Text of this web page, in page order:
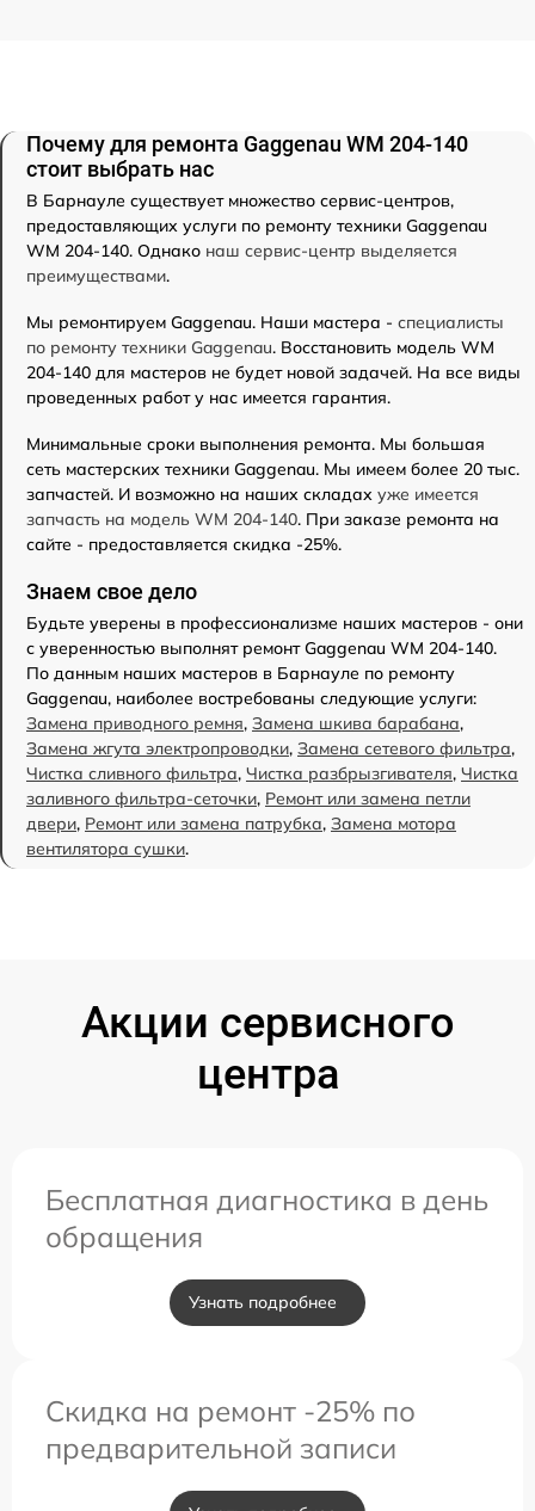
Почему для ремонта Gaggenau WM 204-140
стоит выбрать нас
В Барнауле существует множество сервис-центров,
предоставляющих услуги по ремонту техники Gaggenau
WM 204-140. Однако наш сервис-центр выделяется
преимуществами.
Мы ремонтируем Gaggenau. Наши мастера - специалисты
по ремонту техники Gaggenau. Восстановить модель WM
204-140 для мастеров не будет новой задачей. На все виды
проведенных работ у нас имеется гарантия.
Минимальные сроки выполнения ремонта. Мы большая
сеть мастерских техники Gaggenau. Мы имеем более 20 тыс.
запчастей. И возможно на наших складах уже имеется
запчасть на модель WM 204-140. При заказе ремонта на
сайте - предоставляется скидка -25%.
Знаем свое дело
Будьте уверены в профессионализме наших мастеров - они
с уверенностью выполнят ремонт Gaggenau WM 204-140.
По данным наших мастеров в Барнауле по ремонту
Gaggenau, наиболее востребованы следующие услуги:
Замена приводного ремня, Замена шкива барабана,
Замена жгута электропроводки, Замена сетевого фильтра,
Чистка сливного фильтра, Чистка разбрызгивателя, Чистка
заливного фильтра-сеточки, Ремонт или замена петли
двери, Ремонт или замена патрубка, Замена мотора
вентилятора сушки.
Акции сервисного
центра
Бесплатная диагностика в день
обращения
Узнать подробнее
Скидка на ремонт -25% по
предварительной записи